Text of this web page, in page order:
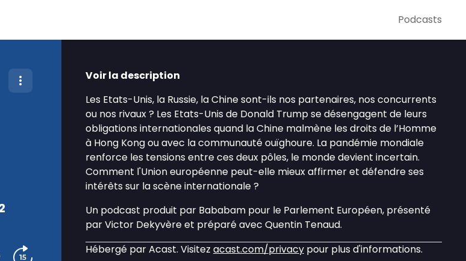
Podcasts
Voir la description
Les Etats-Unis, la Russie, la Chine sont-ils nos partenaires, nos concurrents
ou nos rivaux ? Les Etats-Unis de Donald Trump se désengagent de leurs
obligations internationales quand la Chine malmène les droits de l’Homme
à Hong Kong ou avec la communauté ouïghoure. La pandémie mondiale
renforce les tensions entre ces deux pôles, le monde devient incertain.
Comment l'Union européenne peut-elle mieux affirmer et défendre ses
intérêts sur la scène internationale ?
Un podcast produit par Bababam pour le Parlement Européen, présenté
par Victor Dekyvère et préparé avec Quentin Tenaud.
Hébergé par Acast. Visitez acast.com/privacy pour plus d'informations.